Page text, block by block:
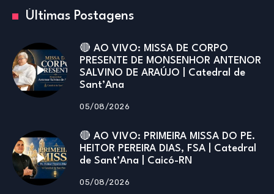
Últimas Postagens
🔴 AO VIVO: MISSA DE CORPO
PRESENTE DE MONSENHOR ANTENOR
SALVINO DE ARAÚJO | Catedral de
Sant’Ana
05/08/2026
🔴 AO VIVO: PRIMEIRA MISSA DO PE.
HEITOR PEREIRA DIAS, FSA | Catedral
de Sant’Ana | Caicó-RN
05/08/2026